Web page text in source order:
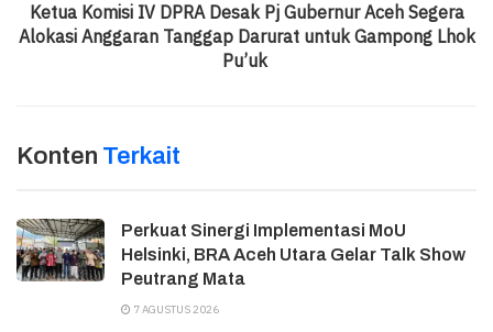
Ketua Komisi IV DPRA Desak Pj Gubernur Aceh Segera
Alokasi Anggaran Tanggap Darurat untuk Gampong Lhok
Pu’uk
Konten Terkait
Perkuat Sinergi Implementasi MoU
Helsinki, BRA Aceh Utara Gelar Talk Show
Peutrang Mata
7 AGUSTUS 2026